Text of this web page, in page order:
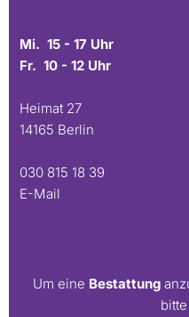
Mi. 15 - 17 Uhr
Fr. 10 - 12 Uhr
Heimat 27
14165 Berlin
030 815 18 39
E-Mail
Um eine Bestattung